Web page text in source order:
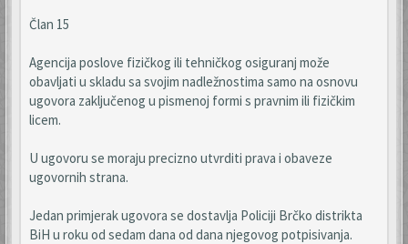
Član 15
Agencija poslove fizičkog ili tehničkog osiguranj može
obavljati u skladu sa svojim nadležnostima samo na osnovu
ugovora zaključenog u pismenoj formi s pravnim ili fizičkim
licem.
U ugovoru se moraju precizno utvrditi prava i obaveze
ugovornih strana.
Jedan primjerak ugovora se dostavlja Policiji Brčko distrikta
BiH u roku od sedam dana od dana njegovog potpisivanja.